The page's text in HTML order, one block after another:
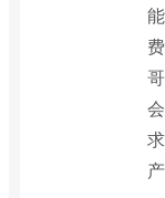
产